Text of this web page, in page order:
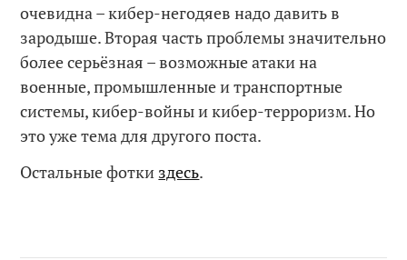
очевидна – кибер-негодяев надо давить в
зародыше. Вторая часть проблемы значительно
более серьёзная – возможные атаки на
военные, промышленные и транспортные
системы, кибер-войны и кибер-терроризм. Но
это уже тема для другого поста.
Остальные фотки здесь.